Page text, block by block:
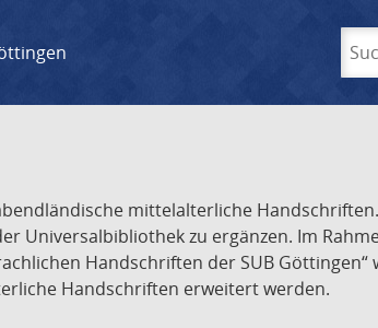
mittelalterliche
Universalbibliothek zu ergänzen. Im
Handschriften der SUB Göttingen“
Handschriften erweitert werden.